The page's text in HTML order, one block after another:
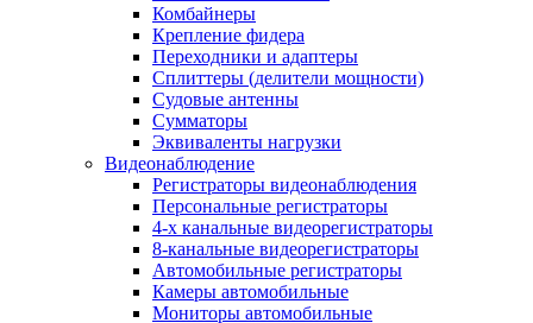
Комбайнеры
Крепление фидера
Переходники и адаптеры
Сплиттеры (делители мощности)
Судовые антенны
Сумматоры
Эквиваленты нагрузки
Видеонаблюдение
Регистраторы видеонаблюдения
Персональные регистраторы
4-х канальные видеорегистраторы
8-канальные видеорегистраторы
Автомобильные регистраторы
Камеры автомобильные
Мониторы автомобильные